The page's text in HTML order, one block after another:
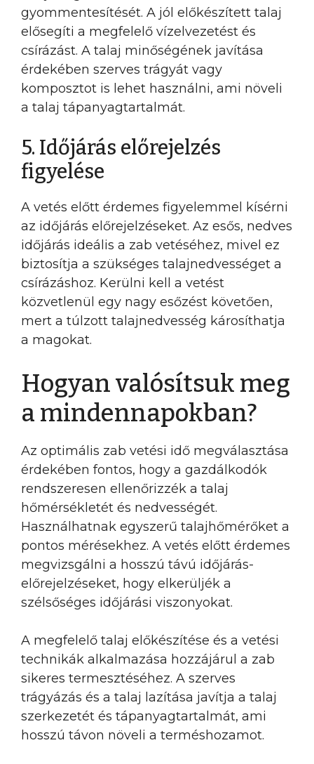
gyommentesítését. A jól előkészített talaj
elősegíti a megfelelő vízelvezetést és
csírázást. A talaj minőségének javítása
érdekében szerves trágyát vagy
komposztot is lehet használni, ami növeli
a talaj tápanyagtartalmát.
5. Időjárás előrejelzés
figyelése
A vetés előtt érdemes figyelemmel kísérni
az időjárás előrejelzéseket. Az esős, nedves
időjárás ideális a zab vetéséhez, mivel ez
biztosítja a szükséges talajnedvességet a
csírázáshoz. Kerülni kell a vetést
közvetlenül egy nagy esőzést követően,
mert a túlzott talajnedvesség károsíthatja
a magokat.
Hogyan valósítsuk meg
a mindennapokban?
Az optimális zab vetési idő megválasztása
érdekében fontos, hogy a gazdálkodók
rendszeresen ellenőrizzék a talaj
hőmérsékletét és nedvességét.
Használhatnak egyszerű talajhőmérőket a
pontos mérésekhez. A vetés előtt érdemes
megvizsgálni a hosszú távú időjárás-
előrejelzéseket, hogy elkerüljék a
szélsőséges időjárási viszonyokat.
A megfelelő talaj előkészítése és a vetési
technikák alkalmazása hozzájárul a zab
sikeres termesztéséhez. A szerves
trágyázás és a talaj lazítása javítja a talaj
szerkezetét és tápanyagtartalmát, ami
hosszú távon növeli a terméshozamot.